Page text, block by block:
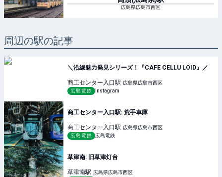
広島県広島市西区
周辺の駅の記事
＼沿線魅力発見シリーズ！『CAFE CELLU LOID』／
商工センター入口駅 広島県広島市西区
広島電鉄
Instagram
商工センター入口駅: 荒手車庫
商工センター入口駅 広島県広島市西区
広島電鉄
広島電鉄
草津南: 旧草津灯台
草津南駅 広島県広島市西区